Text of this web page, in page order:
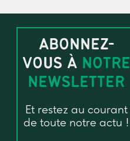
ABONNEZ-
VOUS À NOTRE
NEWSLETTER
Et restez au courant
de toute notre actu !